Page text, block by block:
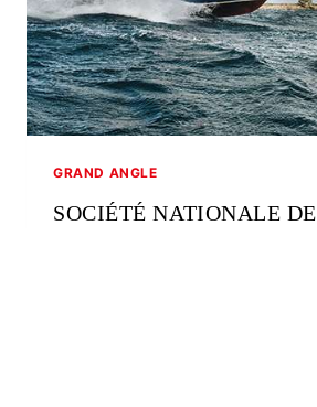
GRAND ANGLE
SOCIÉTÉ NATIONALE DE